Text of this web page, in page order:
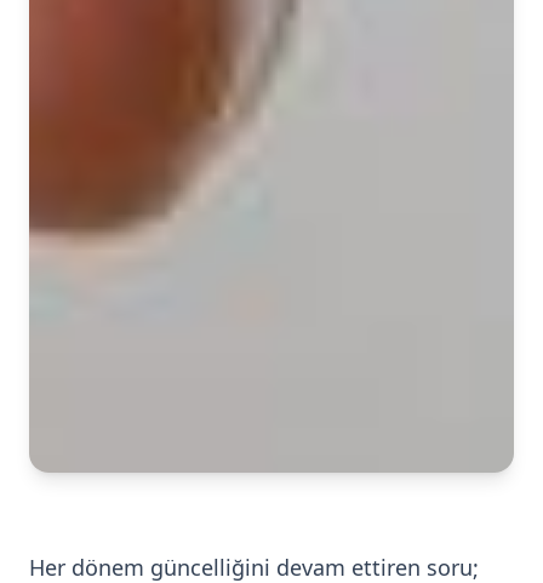
Her dönem güncelliğini devam ettiren soru;